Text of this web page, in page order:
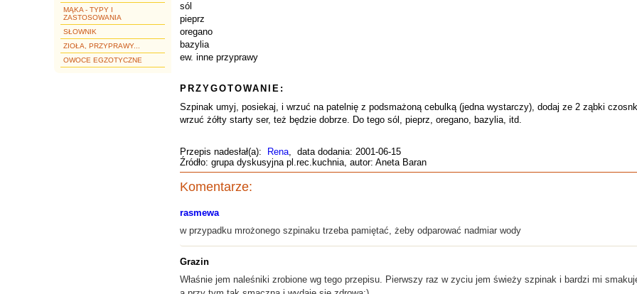
MĄKA - TYPY I
ZASTOSOWANIA
SŁOWNIK
ZIOŁA, PRZYPRAWY...
OWOCE EGZOTYCZNE
sól
pieprz
oregano
bazylia
ew. inne przyprawy
PRZYGOTOWANIE:
Szpinak umyj, posiekaj, i wrzuć na patelnię z podsmażoną cebulką (jedna wystarczy), dodaj ze 2 ząbki
wrzuć żółty starty ser, też będzie dobrze. Do tego sól, pieprz, oregano, bazylia, itd.
Przepis nadesłał(a): Rena, data dodania: 2001-06-15
Źródło: grupa dyskusyjna pl.rec.kuchnia, autor: Aneta Baran
Komentarze:
rasmewa
w przypadku mrożonego szpinaku trzeba pamiętać, żeby odparować nadmiar wody
Grazin
Właśnie jem naleśniki zrobione wg tego przepisu. Pierwszy raz w zyciu jem świeży szpinak i bardzi mi